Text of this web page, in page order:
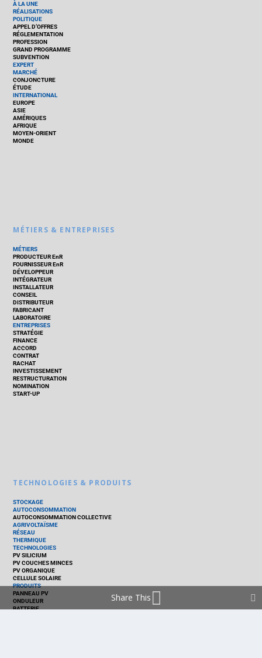
À LA UNE
RÉALISATIONS
POLITIQUE
APPEL D’OFFRES
RÉGLEMENTATION
PROFESSION
GRAND PROGRAMME
SUBVENTION
EXPERT
MARCHÉ
CONJONCTURE
ÉTUDE
INTERNATIONAL
EUROPE
ASIE
AMÉRIQUES
AFRIQUE
MOYEN-ORIENT
MONDE
MÉTIERS & ENTREPRISES
MÉTIERS
PRODUCTEUR EnR
FOURNISSEUR EnR
DÉVELOPPEUR
INTÉGRATEUR
INSTALLATEUR
CONSEIL
DISTRIBUTEUR
FABRICANT
LABORATOIRE
ENTREPRISES
STRATÉGIE
FINANCE
ACCORD
CONTRAT
RACHAT
INVESTISSEMENT
RESTRUCTURATION
NOMINATION
START-UP
TECHNOLOGIES & PRODUITS
STOCKAGE
AUTOCONSOMMATION
AUTOCONSOMMATION COLLECTIVE
AGRIVOLTAÏSME
RÉSEAU
THERMIQUE
TECHNOLOGIES
PV SILICIUM
PV COUCHES MINCES
PV ORGANIQUE
CELLULE SOLAIRE
PRODUITS
PANNEAU PV
ONDULEUR
BATTERIE
Share This